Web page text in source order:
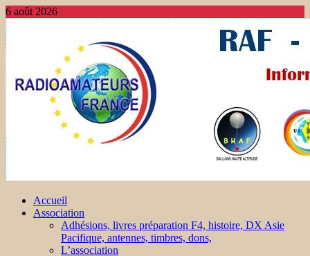
6 août 2026
Accueil
Association
Adhésions, livres préparation F4, histoire, DX Asie
Pacifique, antennes, timbres, dons,
L’association